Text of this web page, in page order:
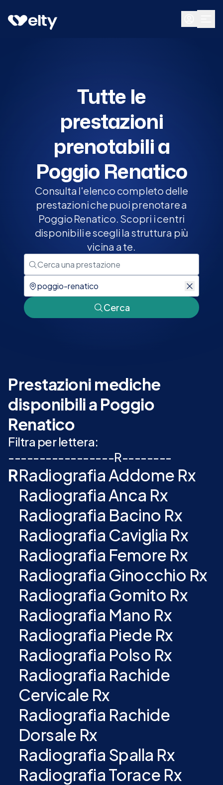
Prenota visita
Tutte le
prestazioni
prenotabili a
Poggio Renatico
Consulta l'elenco completo delle
prestazioni che puoi prenotare a
Poggio Renatico. Scopri i centri
disponibili e scegli la struttura più
vicina a te.
Cerca
Prestazioni mediche
disponibili a Poggio
Renatico
Filtra per lettera:
-----------------R--------
RRadiografia Addome Rx
Radiografia Anca Rx
Radiografia Bacino Rx
Radiografia Caviglia Rx
Radiografia Femore Rx
Radiografia Ginocchio Rx
Radiografia Gomito Rx
Radiografia Mano Rx
Radiografia Piede Rx
Radiografia Polso Rx
Radiografia Rachide
Cervicale Rx
Radiografia Rachide
Dorsale Rx
Radiografia Spalla Rx
Radiografia Torace Rx